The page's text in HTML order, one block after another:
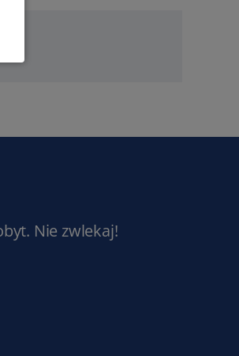
Nie zwlekaj!